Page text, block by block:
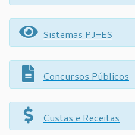
Sistemas PJ-ES
Concursos Públicos
Custas e Receitas